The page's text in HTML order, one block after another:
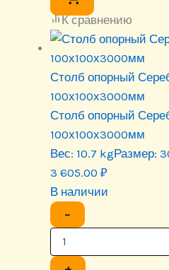
К сравнению
Столб опорный
100х100х3000мм
Столб опорный
100х100х3000мм
Вес: 10.7 kgРазмер:
3 605.00 ₽
В наличии
−